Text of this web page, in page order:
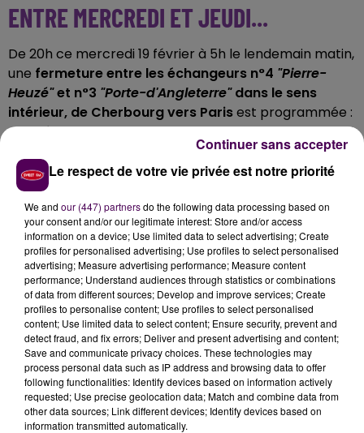
ENTRE MERCREDI ET JEUDI...
De 20h ce mercredi 19 février à 5h le lendemain matin,
une fermeture entre les échangeurs n°4 "Pierre-
Heuzé"et n°3 "Porte-d'Angleterre"dans le sens
intérieur, de Cherbourg vers Parisest programmée :
une déviation sera mise en place en empruntant le
... PUIS DE JEUDI À VENDREDI
Durant la nuit du 20 au 21 février, de 20h30 à 3h, une
fermeture de la N814 interviendra entre la bretelle
de sortie et la bretelle d’insertion de l’échangeur
n°4 dans le sens Paris - Cherbourg: là, s'appliquera
une déviation via la bretelle de sortie puis la bretelle
d’insertion de l’échangeur n°4.
Le respect de votre vie privée est notre priorité
We and our (447) partnersdo the following data processing based on
your consent and/or our legitimate interest: Store and/or access
information on a device; Use limited data to select advertising; Create
profiles for personalised advertising; Use profiles to select personalised
advertising; Measure advertising performance; Measure content
performance; Understand audiences through statistics or combinations
of data from different sources; Develop and improve services; Create
profiles to personalise content; Use profiles to select personalised
content; Use limited data to select content; Ensure security, prevent and
detect fraud, and fix errors; Deliver and present advertising and content;
Save and communicate privacy choices. These technologies may
process personal data such as IP address and browsing data to offer
following functionalities: Identify devices based on information actively
requested; Use precise geolocation data; Match and combine data from
other data sources; Link different devices; Identify devices based on
information transmitted automatically.
Continuer sans accepter